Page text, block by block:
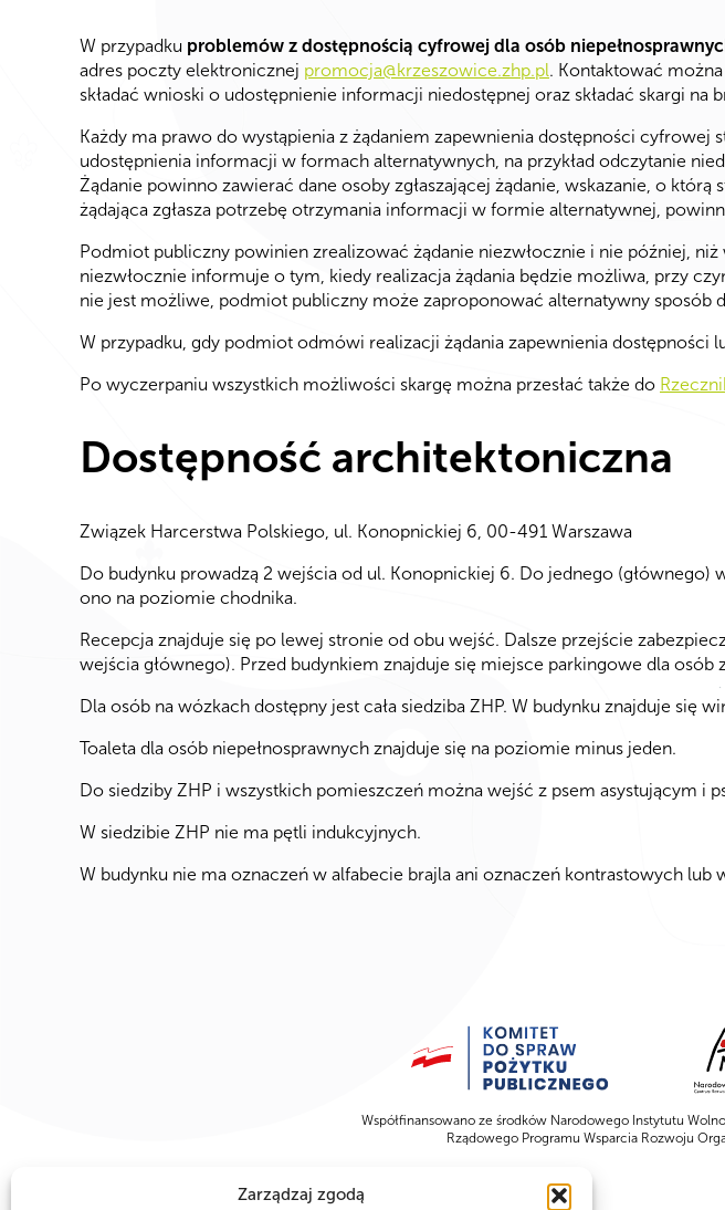
Zarządzaj zgodą
W przypadku problemów z dostępnością cyfrowej dla osób
adres poczty elektronicznej promocja@krzeszowice.zhp.pl. Kontaktować
składać wnioski o udostępnienie informacji niedostępnej oraz składać skargi na
Każdy ma prawo do wystąpienia z żądaniem zapewnienia dostępności
udostępnienia informacji w formach alternatywnych, na przykład odczytanie
Żądanie powinno zawierać dane osoby zgłaszającej żądanie, wskazanie, o
żądająca zgłasza potrzebę otrzymania informacji w formie alternatywnej,
Podmiot publiczny powinien zrealizować żądanie niezwłocznie i nie później,
niezwłocznie informuje o tym, kiedy realizacja żądania będzie możliwa, przy
nie jest możliwe, podmiot publiczny może zaproponować alternatywny sposób
W przypadku, gdy podmiot odmówi realizacji żądania zapewnienia dostępności
Po wyczerpaniu wszystkich możliwości skargę można przesłać także do
Dostępność architektoniczna
Związek Harcerstwa Polskiego, ul. Konopnickiej 6, 00-491 Warszawa
Do budynku prowadzą 2 wejścia od ul. Konopnickiej 6. Do jednego
ono na poziomie chodnika.
Recepcja znajduje się po lewej stronie od obu wejść. Dalsze przejście
wejścia głównego). Przed budynkiem znajduje się miejsce parkingowe dla osób
Dla osób na wózkach dostępny jest cała siedziba ZHP. W budynku znajduje się
Toaleta dla osób niepełnosprawnych znajduje się na poziomie minus jeden.
Do siedziby ZHP i wszystkich pomieszczeń można wejść z psem asystującym i
W siedzibie ZHP nie ma pętli indukcyjnych.
W budynku nie ma oznaczeń w alfabecie brajla ani oznaczeń kontrastowych
Współfinansowano ze środków Narodowego Instytutu
Rządowego Programu Wsparcia Rozwoju